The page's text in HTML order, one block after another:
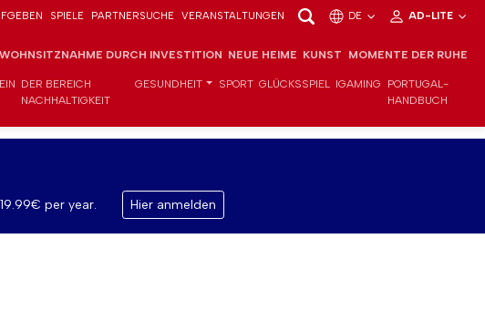
SPIELE PARTNERSUCHE VERANSTALTUNGEN DE AD-LITE
WOHNSITZNAHME DURCH INVESTITION NEUE HEIME KUNST MOMENTE DER RUHE
DER BEREICH
NACHHALTIGKEIT
GESUNDHEIT SPORT GLÜCKSSPIEL IGAMING
PORTUGAL-
HANDBUCH
per year. Hier anmelden